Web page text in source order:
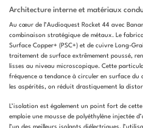
Architecture interne et matériaux
Au cœur de l’Audioquest Rocket 44 avec
combinaison stratégique de métaux. Le
Surface Copper+ (PSC+) et de cuivre Long-
traitement de surface extrêmement poussé,
lisses au niveau microscopique. Cette
fréquence a tendance à circuler en surface du
les aspérités, on réduit drastiquement la
L’isolation est également un point fort de
emploie une mousse de polyéthylène injectée
l’un des meilleurs isolants diélectriques,